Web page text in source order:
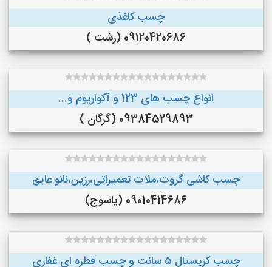
چسب کاغذی
09120420686 (رشت )
انواع چسب های 123 و آکواریوم و...
09384529893 (گرگان )
چسب کاشی گروت،ملات تعمیراتی،رزین،نانو عایق
09010414686 (یاسوج)
چسب کریستال ۵ سانت و چسب قطره ای غفاری